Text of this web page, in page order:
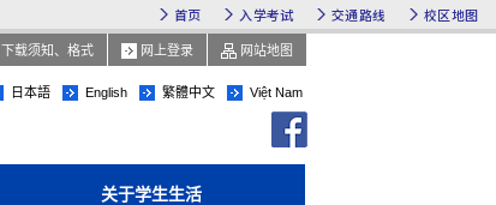
首页 入学考试 交通路线 校区地图
下载须知、格式 网上登录 网站地图
日本語 English 繁體中文 Việt Nam
关于学生生活